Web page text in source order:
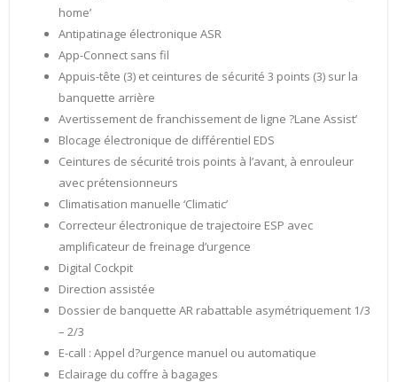
home’
Antipatinage électronique ASR
App-Connect sans fil
Appuis-tête (3) et ceintures de sécurité 3 points (3) sur la
banquette arrière
Avertissement de franchissement de ligne ?Lane Assist’
Blocage électronique de différentiel EDS
Ceintures de sécurité trois points à l’avant, à enrouleur
avec prétensionneurs
Climatisation manuelle ‘Climatic’
Correcteur électronique de trajectoire ESP avec
amplificateur de freinage d’urgence
Digital Cockpit
Direction assistée
Dossier de banquette AR rabattable asymétriquement 1/3
– 2/3
E-call : Appel d?urgence manuel ou automatique
Eclairage du coffre à bagages